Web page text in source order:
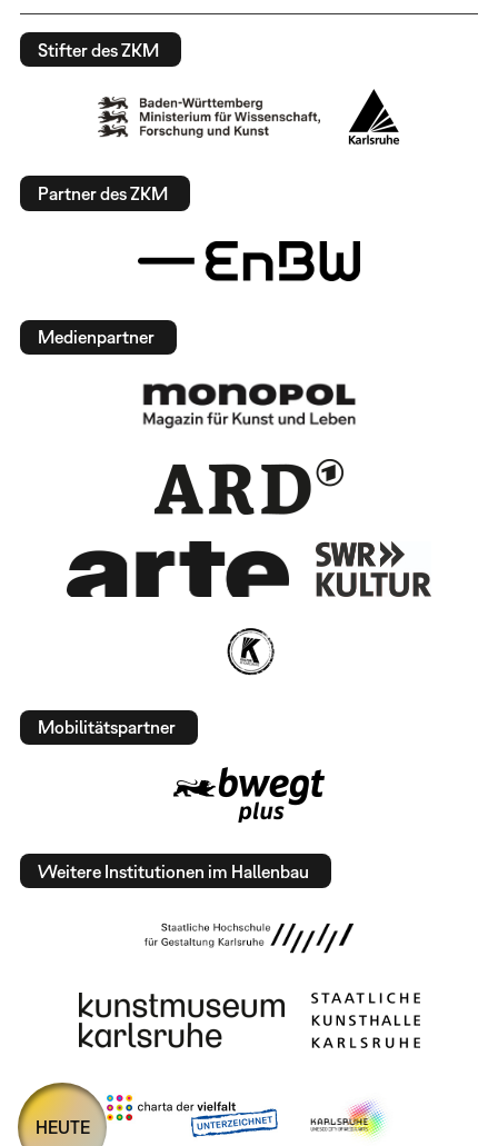
Stifter des ZKM
Partner des ZKM
Medienpartner
Mobilitätspartner
Weitere Institutionen im Hallenbau
HEUTE